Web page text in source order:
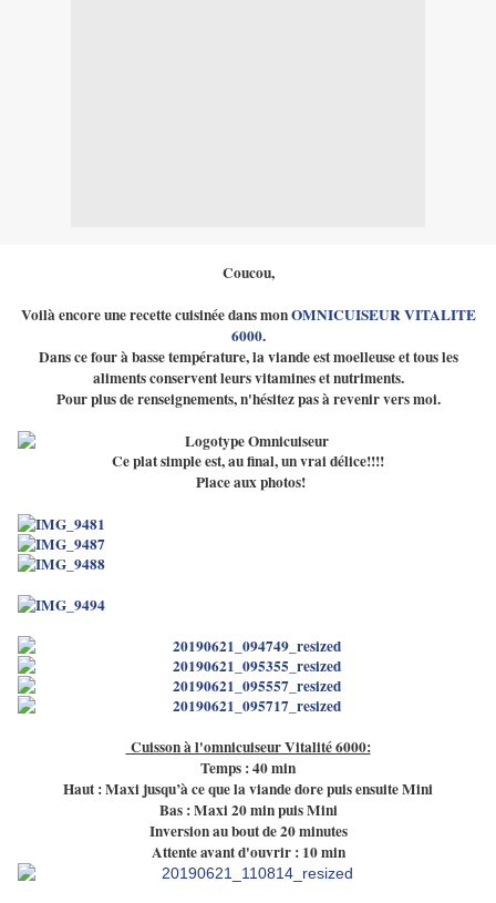
Coucou,
Voilà encore une recette cuisinée dans monOMNICUISEUR VITALITE
6000.
Dans ce four à basse température, la viande est moelleuse et tous les
aliments conservent leurs vitamines et nutriments.
Pour plus de renseignements, n'hésitez pas à revenir vers moi.
Ce plat simple est, au final, un vrai délice!!!!
Place aux photos!
Cuisson à l'omnicuiseur Vitalité 6000:
Temps : 40 min
Haut : Maxi jusqu’à ce que la viande dore puis ensuite Mini
Bas : Maxi 20 min puis Mini
Inversion au bout de 20 minutes
Attente avant d'ouvrir : 10 min